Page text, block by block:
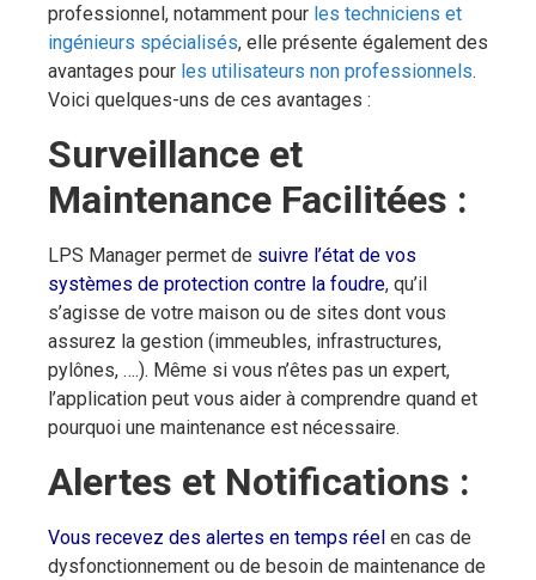
professionnel, notamment pour les techniciens et
ingénieurs spécialisés, elle présente également des
avantages pour les utilisateurs non professionnels.
Voici quelques-uns de ces avantages :
Surveillance et
Maintenance Facilitées :
LPS Manager permet de suivre l’état de vos
systèmes de protection contre la foudre, qu’il
s’agisse de votre maison ou de sites dont vous
assurez la gestion (immeubles, infrastructures,
pylônes, ….). Même si vous n’êtes pas un expert,
l’application peut vous aider à comprendre quand et
pourquoi une maintenance est nécessaire.
Alertes et Notifications :
Vous recevez des alertes en temps réel en cas de
dysfonctionnement ou de besoin de maintenance de